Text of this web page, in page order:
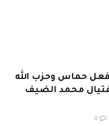
حماس وحزب الله
محمد الضيف
0